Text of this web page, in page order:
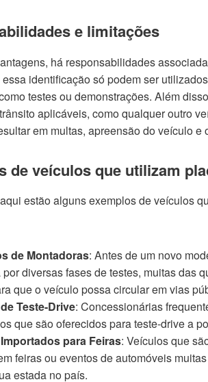
e limitações
há responsabilidades
identificação só podem ser
testes ou demonstrações. Além
aplicáveis, como qualquer outro
em multas, apreensão do veículo e
de veículos que utilizam
estão alguns exemplos de veículos
de Montadoras: Antes de um novo
diversas fases de testes, muitas das
que o veículo possa circular em vias
Teste-Drive: Concessionárias
que são oferecidos para teste-drive a
para Feiras: Veículos que
feiras ou eventos de automóveis
estada no país.